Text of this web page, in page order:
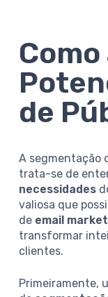
de
A segmentação
trata-se de
necessidades
valiosa que
de email
transformar
clientes.
Primeiramente,